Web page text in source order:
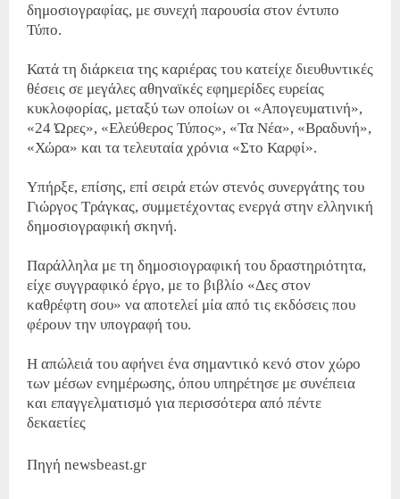
δημοσιογραφίας, με συνεχή παρουσία στον έντυπο
Τύπο.
Κατά τη διάρκεια της καριέρας του κατείχε διευθυντικές
θέσεις σε μεγάλες αθηναϊκές εφημερίδες ευρείας
κυκλοφορίας, μεταξύ των οποίων οι «Απογευματινή»,
«24 Ώρες», «Ελεύθερος Τύπος», «Τα Νέα», «Βραδυνή»,
«Χώρα» και τα τελευταία χρόνια «Στο Καρφί».
Υπήρξε, επίσης, επί σειρά ετών στενός συνεργάτης του
Γιώργος Τράγκας, συμμετέχοντας ενεργά στην ελληνική
δημοσιογραφική σκηνή.
Παράλληλα με τη δημοσιογραφική του δραστηριότητα,
είχε συγγραφικό έργο, με το βιβλίο «Δες στον
καθρέφτη σου» να αποτελεί μία από τις εκδόσεις που
φέρουν την υπογραφή του.
Η απώλειά του αφήνει ένα σημαντικό κενό στον χώρο
των μέσων ενημέρωσης, όπου υπηρέτησε με συνέπεια
και επαγγελματισμό για περισσότερα από πέντε
δεκαετίες
Πηγή newsbeast.gr